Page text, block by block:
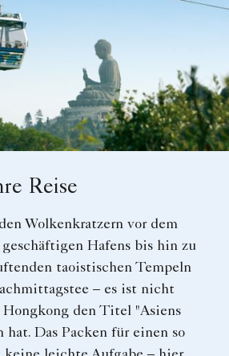
Reise
Wolkenkratzern vor dem
Hafens bis hin zu
taoistischen Tempeln
– es ist nicht
Hongkong den Titel "Asiens
hat. Das Packen für einen so